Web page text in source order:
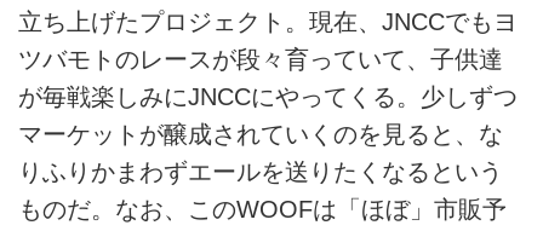
立ち上げたプロジェクト。現在、JNCCでもヨ
ツバモトのレースが段々育っていて、子供達
が毎戦楽しみにJNCCにやってくる。少しずつ
マーケットが醸成されていくのを見ると、な
りふりかまわずエールを送りたくなるという
ものだ。なお、このWOOFは「ほぼ」市販予